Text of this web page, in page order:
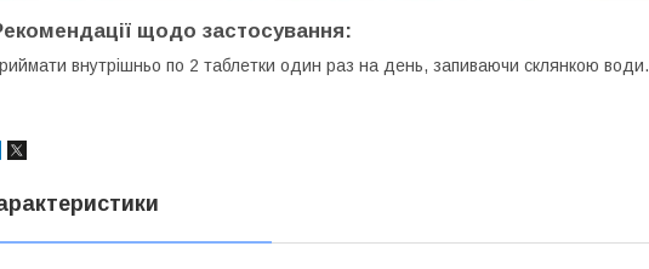
щодо застосування:
внутрішньо по 2 таблетки один раз на день, запиваючи склянкою води.